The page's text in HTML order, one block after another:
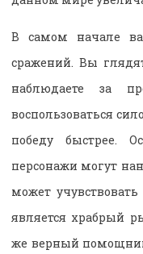
В самом начале
сражений. Вы
наблюдаете за
воспользоваться
победу быстрее.
персонажи могут
может
является храбрый
же верный